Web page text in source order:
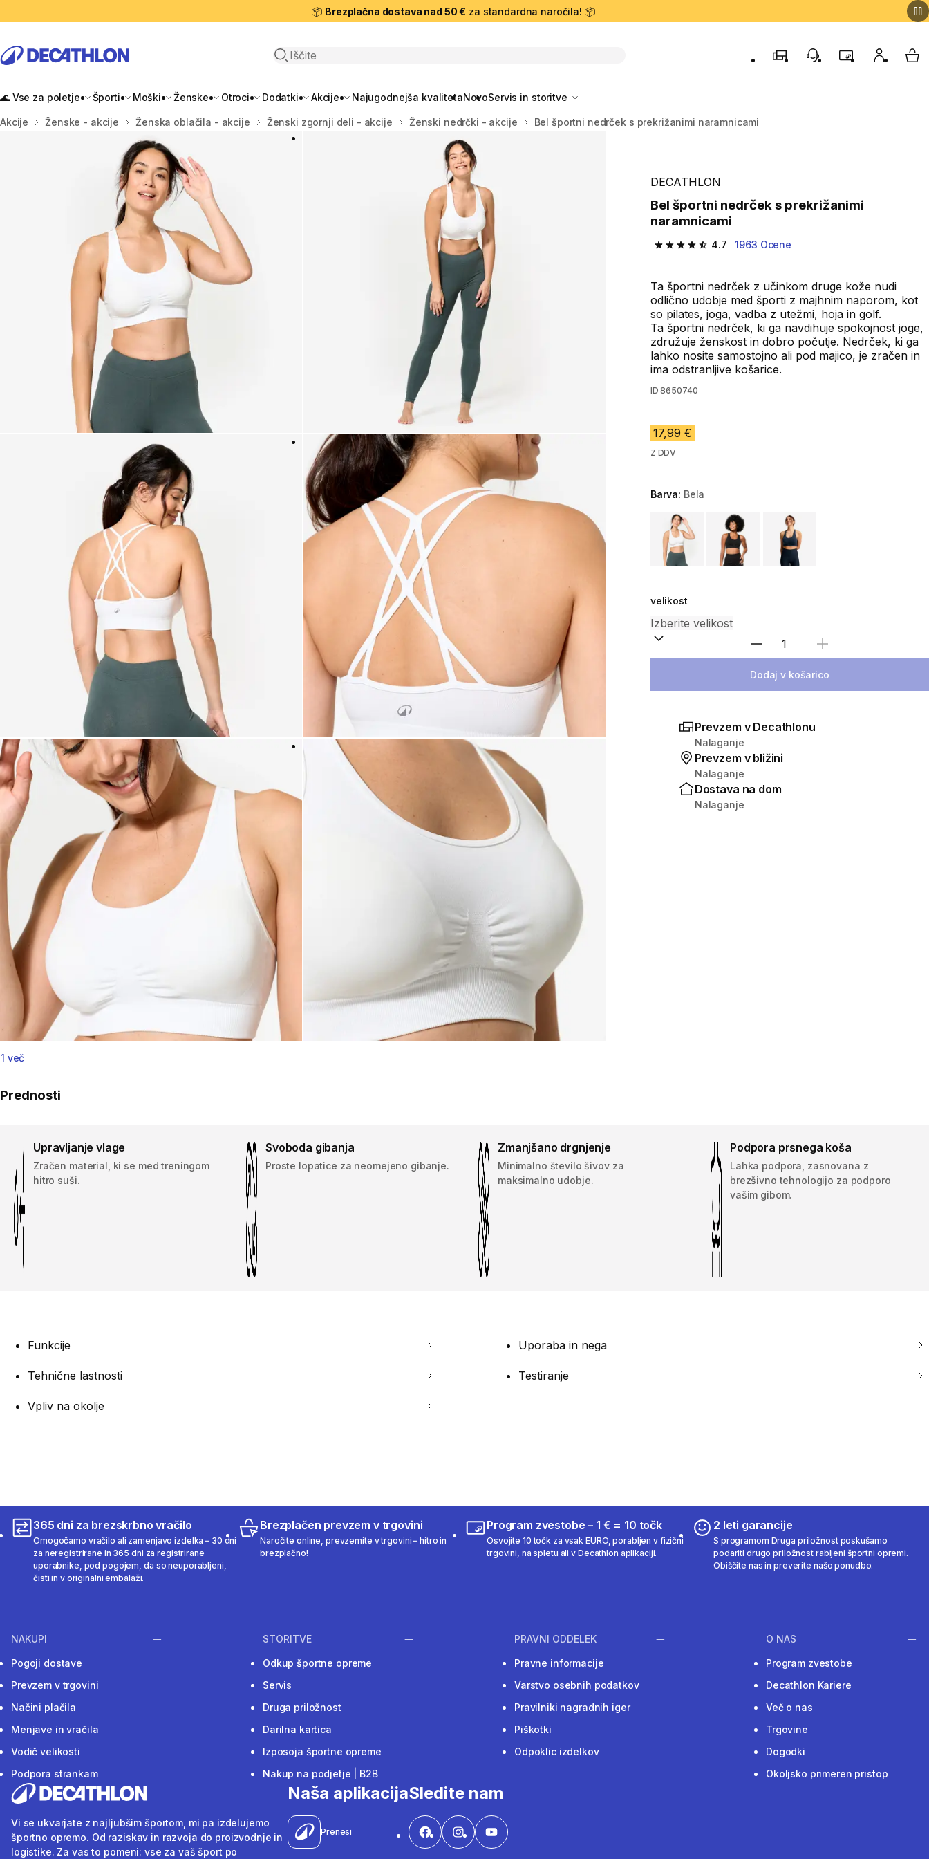
📦 Brezplačna dostava nad 50 € za standardna naročila! 📦
Odpri iskanje
TrgovinePodporo strankam
ProgramMoj račun
🌊 Vse za poletje Športi Moški Ženske Otroci Dodatki Akcije Najugodnejša kvalitetaNovoServis in storitve
Domov
Akcije Ženske - akcije Ženska oblačila - akcije Ženski zgornji deli - akcije Ženski nedrčki - akcije Bel športni nedrček s prekrižanimi naramnicami
1 več
DECATHLON
Bel športni nedrček s prekrižanimi
naramnicami
4.7
4.7 od 5 zvezdic from 1963 ocene
1963 Ocene
Ta športni nedrček z učinkom druge kože nudi
odlično udobje med športi z majhnim naporom, kot
so pilates, joga, vadba z utežmi, hoja in golf.
Ta športni nedrček, ki ga navdihuje spokojnost joge,
združuje ženskost in dobro počutje. Nedrček, ki ga
lahko nosite samostojno ali pod majico, je zračen in
ima odstranljive košarice.
ID 8650740
17,99 €
Z DDV
Barva: Bela
Choose a variant
velikost
Izberite količino
Dodaj v košarico
Prevzem v Decathlonu
Nalaganje
Prevzem v bližini
Nalaganje
Dostava na dom
Nalaganje
Prednosti
Upravljanje vlage
Zračen material, ki se med treningom
hitro suši.
Svoboda gibanja
Proste lopatice za neomejeno gibanje.
Zmanjšano drgnjenje
Minimalno število šivov za
maksimalno udobje.
Podpora prsnega koša
Lahka podpora, zasnovana z
brezšivno tehnologijo za podporo
vašim gibom.
Funkcije Uporaba in nega
Tehnične lastnosti Testiranje
Vpliv na okolje
365 dni za brezskrbno vračilo
Omogočamo vračilo ali zamenjavo izdelka – 30 dni
za neregistrirane in 365 dni za registrirane
uporabnike, pod pogojem, da so neuporabljeni,
čisti in v originalni embalaži.
Brezplačen prevzem v trgovini
Naročite online, prevzemite v trgovini – hitro in
brezplačno!
Program zvestobe – 1 € = 10 točk
Osvojite 10 točk za vsak EURO, porabljen v fizični
trgovini, na spletu ali v Decathlon aplikaciji.
2 leti garancije
S programom Druga priložnost poskušamo
podariti drugo priložnost rabljeni športni opremi.
Obiščite nas in preverite našo ponudbo.
NAKUPI
Pogoji dostave
Prevzem v trgovini
Načini plačila
Menjave in vračila
Vodič velikosti
Podpora strankam
STORITVE
Odkup športne opreme
Servis
Druga priložnost
Darilna kartica
Izposoja športne opreme
Nakup na podjetje | B2B
PRAVNI ODDELEK
Pravne informacije
Varstvo osebnih podatkov
Pravilniki nagradnih iger
Piškotki
Odpoklic izdelkov
O NAS
Program zvestobe
Decathlon Kariere
Več o nas
Trgovine
Dogodki
Okoljsko primeren pristop
Vi se ukvarjate z najljubšim športom, mi pa izdelujemo
športno opremo. Od raziskav in razvoja do proizvodnje in
logistike. Za vas to pomeni: vse za vaš šport po
Naša aplikacija
Prenesi
Sledite nam